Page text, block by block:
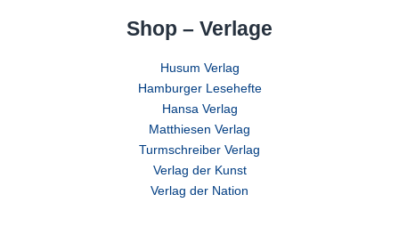
Shop – Verlage
Husum Verlag
Hamburger Lesehefte
Hansa Verlag
Matthiesen Verlag
Turmschreiber Verlag
Verlag der Kunst
Verlag der Nation